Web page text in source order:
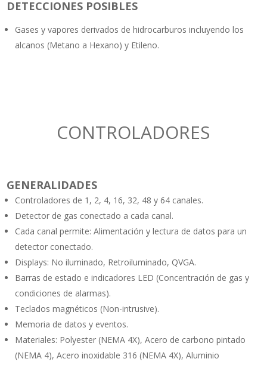
DETECCIONES POSIBLES
Gases y vapores derivados de hidrocarburos incluyendo los
alcanos (Metano a Hexano) y Etileno.
CONTROLADORES
GENERALIDADES
Controladores de 1, 2, 4, 16, 32, 48 y 64 canales.
Detector de gas conectado a cada canal.
Cada canal permite: Alimentación y lectura de datos para un
detector conectado.
Displays: No iluminado, Retroiluminado, QVGA.
Barras de estado e indicadores LED (Concentración de gas y
condiciones de alarmas).
Teclados magnéticos (Non-intrusive).
Memoria de datos y eventos.
Materiales: Polyester (NEMA 4X), Acero de carbono pintado
(NEMA 4), Acero inoxidable 316 (NEMA 4X), Aluminio